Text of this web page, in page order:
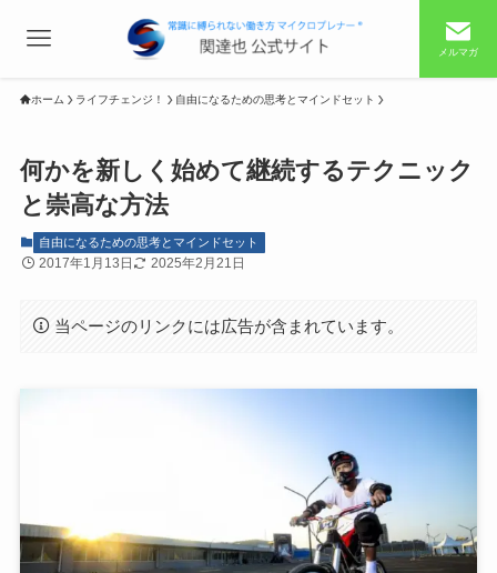
メルマガ
ホーム ライフチェンジ！ 自由になるための思考とマインドセット
何かを新しく始めて継続するテクニック
と崇高な方法
自由になるための思考とマインドセット
2017年1月13日 2025年2月21日
当ページのリンクには広告が含まれています。